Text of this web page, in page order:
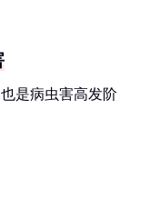
是病虫害高发阶